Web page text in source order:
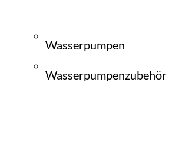
Wasserpumpen
Wasserpumpenzubehör